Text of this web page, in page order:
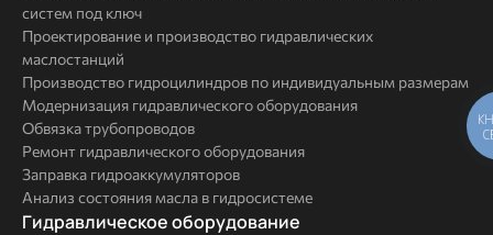
систем под ключ
Проектирование и производство гидравлических
маслостанций
Производство гидроцилиндров по индивидуальным размерам
Модернизация гидравлического оборудования
Обвязка трубопроводов
Ремонт гидравлического оборудования
Заправка гидроаккумуляторов
Анализ состояния масла в гидросистеме
Комплексные
Гидравлическое оборудование